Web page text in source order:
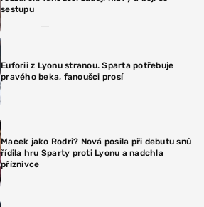
sestupu
Euforii z Lyonu stranou. Sparta potřebuje
pravého beka, fanoušci prosí
Macek jako Rodri? Nová posila při debutu snů
řídila hru Sparty proti Lyonu a nadchla
příznivce